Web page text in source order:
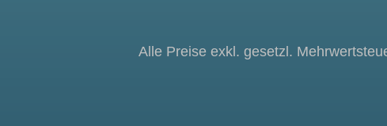
Alle Preise exkl. gesetzl.